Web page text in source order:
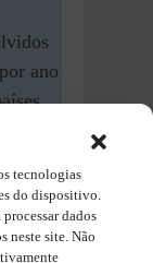
tecnologias
do dispositivo.
dados
neste site. Não
ano